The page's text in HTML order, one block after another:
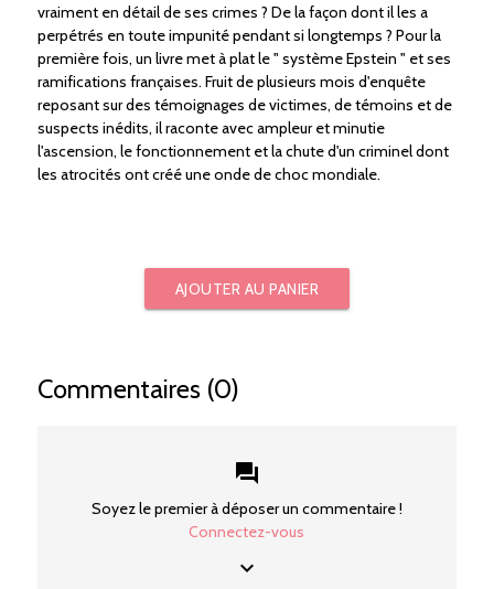
vraiment en détail de ses crimes ? De la façon dont il les a
perpétrés en toute impunité pendant si longtemps ? Pour la
première fois, un livre met à plat le " système Epstein " et ses
ramifications françaises. Fruit de plusieurs mois d'enquête
reposant sur des témoignages de victimes, de témoins et de
suspects inédits, il raconte avec ampleur et minutie
l'ascension, le fonctionnement et la chute d'un criminel dont
les atrocités ont créé une onde de choc mondiale.
AJOUTER AU PANIER
Commentaires (0)
forum
Soyez le premier à déposer un commentaire !
Connectez-vous
keyboard_arrow_down